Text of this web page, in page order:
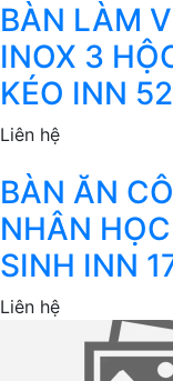
BÀN LÀM
INOX 3
KÉO INN
Liên hệ
BÀN ĂN
NHÂN HỌC
SINH INN
Liên hệ